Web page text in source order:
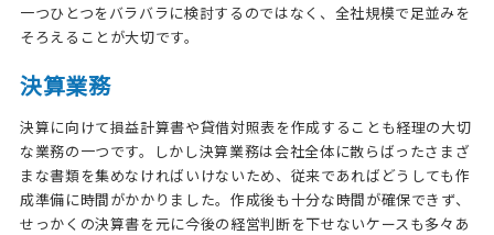
一つひとつをバラバラに検討するのではなく、全社規模で足並みを
そろえることが大切です。
決算業務
決算に向けて損益計算書や貸借対照表を作成することも経理の大切
な業務の一つです。しかし決算業務は会社全体に散らばったさまざ
まな書類を集めなければいけないため、従来であればどうしても作
成準備に時間がかかりました。作成後も十分な時間が確保できず、
せっかくの決算書を元に今後の経営判断を下せないケースも多々あ